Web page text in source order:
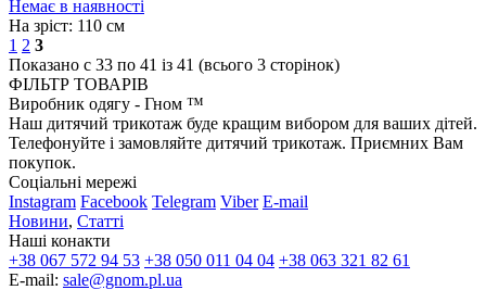
Немає в наявності
На зріст: 110 см
1 2 3
Показано с 33 по 41 із 41 (всього 3 сторінок)
ФІЛЬТР ТОВАРІВ
Виробник одягу - Гном ™
Наш дитячий трикотаж буде кращим вибором для ваших дітей.
Телефонуйте і замовляйте дитячий трикотаж. Приємних Вам
покупок.
Соціальні мережі
Instagram Facebook Telegram Viber E-mail
Новини, Статті
Наші конакти
+38 067 572 94 53 +38 050 011 04 04 +38 063 321 82 61
E-mail: sale@gnom.pl.ua